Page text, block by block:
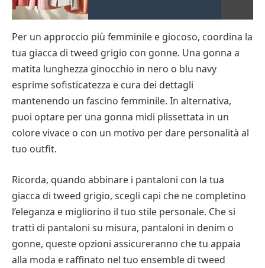
Per un approccio più femminile e giocoso, coordina la
tua giacca di tweed grigio con gonne. Una gonna a
matita lunghezza ginocchio in nero o blu navy
esprime sofisticatezza e cura dei dettagli
mantenendo un fascino femminile. In alternativa,
puoi optare per una gonna midi plissettata in un
colore vivace o con un motivo per dare personalità al
tuo outfit.
Ricorda, quando abbinare i pantaloni con la tua
giacca di tweed grigio, scegli capi che ne completino
l’eleganza e migliorino il tuo stile personale. Che si
tratti di pantaloni su misura, pantaloni in denim o
gonne, queste opzioni assicureranno che tu appaia
alla moda e raffinato nel tuo ensemble di tweed